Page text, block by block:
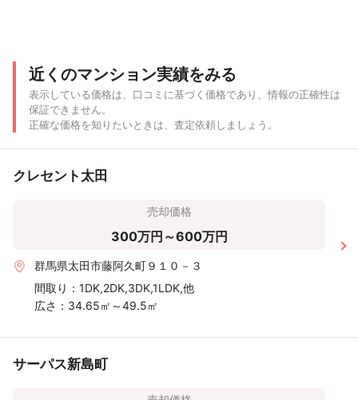
近くのマンション実績をみる
表示している価格は、口コミに基づく価格であり、情報の正確性は
保証できません。
正確な価格を知りたいときは、査定依頼しましょう。
クレセント太田
売却価格
300万円～600万円
群馬県太田市藤阿久町９１０－３
間取り： 1DK,2DK,3DK,1LDK,他
広さ： 34.65㎡～49.5㎡
サーパス新島町